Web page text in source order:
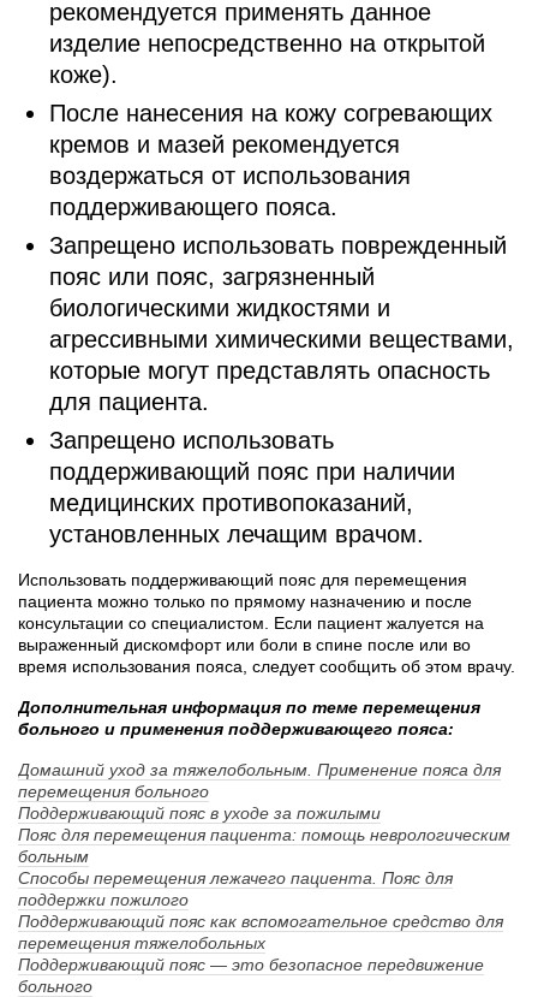
рекомендуется применять данное
изделие непосредственно на открытой
коже).
После нанесения на кожу согревающих
кремов и мазей рекомендуется
воздержаться от использования
поддерживающего пояса.
Запрещено использовать поврежденный
пояс или пояс, загрязненный
биологическими жидкостями и
агрессивными химическими веществами,
которые могут представлять опасность
для пациента.
Запрещено использовать
поддерживающий пояс при наличии
медицинских противопоказаний,
установленных лечащим врачом.
Использовать поддерживающий пояс для перемещения
пациента можно только по прямому назначению и после
консультации со специалистом. Если пациент жалуется на
выраженный дискомфорт или боли в спине после или во
время использования пояса, следует сообщить об этом врачу.
Дополнительная информация по теме перемещения
больного и применения поддерживающего пояса:
Домашний уход за тяжелобольным. Применение пояса для
перемещения больного
Поддерживающий пояс в уходе за пожилыми
Пояс для перемещения пациента: помощь неврологическим
больным
Способы перемещения лежачего пациента. Пояс для
поддержки пожилого
Поддерживающий пояс как вспомогательное средство для
перемещения тяжелобольных
Поддерживающий пояс — это безопасное передвижение
больного